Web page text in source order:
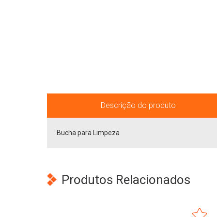
Descrição do produto
Bucha para Limpeza
Produtos Relacionados